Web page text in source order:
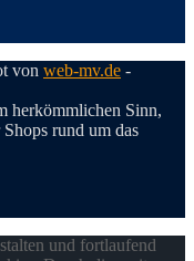
von web-mv.de -
herkömmlichen Sinn,
rund um das
und fortlaufend